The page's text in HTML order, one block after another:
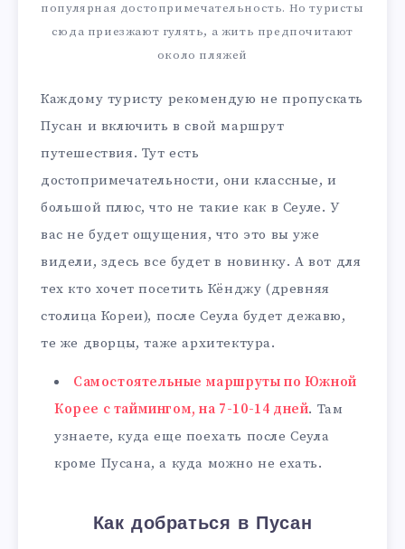
популярная достопримечательность. Но туристы
сюда приезжают гулять, а жить предпочитают
около пляжей
Каждому туристу рекомендую не пропускать
Пусан и включить в свой маршрут
путешествия. Тут есть
достопримечательности, они классные, и
большой плюс, что не такие как в Сеуле. У
вас не будет ощущения, что это вы уже
видели, здесь все будет в новинку. А вот для
тех кто хочет посетить Кёнджу (древняя
столица Кореи), после Сеула будет дежавю,
те же дворцы, таже архитектура.
Самостоятельные маршруты по Южной
Корее с таймингом, на 7-10-14 дней. Там
узнаете, куда еще поехать после Сеула
кроме Пусана, а куда можно не ехать.
Как добраться в Пусан